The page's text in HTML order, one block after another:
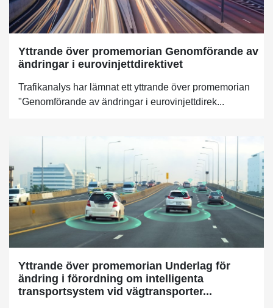
Yttrande över promemorian Genomförande av
ändringar i eurovinjettdirektivet
Trafikanalys har lämnat ett yttrande över promemorian
"Genomförande av ändringar i eurovinjettdirek...
Yttrande över promemorian Underlag för
ändring i förordning om intelligenta
transportsystem vid vägtransporter...